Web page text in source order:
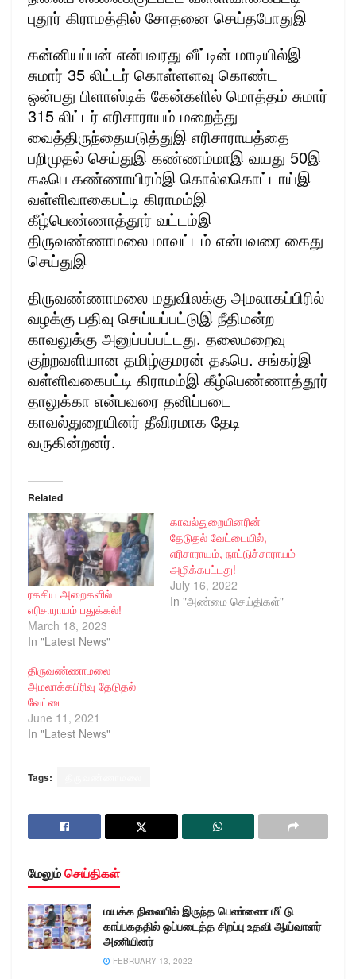
புதூர் கிராமத்தில் சோதனை செய்தபோதுஇ
கன்னியப்பன் என்பவரது வீட்டின் மாடியில்இ
சுமார் 35 லிட்டர் கொள்ளளவு கொண்ட
ஒன்பது பிளாஸ்டிக் கேன்களில் மொத்தம் சுமார்
315 லிட்டர் எரிசாராயம் மறைத்து
வைத்திருந்தையடுத்துஇ எரிசாராயத்தை
பறிமுதல் செய்துஇ கண்ணம்மாஇ வயது 50இ
கஃபெ கண்ணாயிரம்இ கொல்லகொட்டாய்இ
வள்ளிவாகைபட்டி கிராமம்இ
கீழ்பெண்ணாத்தூர் வட்டம்இ
திருவண்ணாமலை மாவட்டம் என்பவரை கைது
செய்துஇ
திருவண்ணாமலை மதுவிலக்கு அமலாகப்பிரில்
வழக்கு பதிவு செய்யப்பட்டுஇ நீதிமன்ற
காவலுக்கு அனுப்பப்பட்டது. தலைமறைவு
குற்றவளியான தமிழ்குமரன் தஃபெ. சங்கர்இ
வள்ளிவகைபட்டி கிராமம்இ கீழ்பெண்ணாத்தூர்
தாலுக்கா என்பவரை தனிப்படை
காவல்துறையினர் தீவிரமாக தேடி
வருகின்றனர்.
Related
ரகசிய அறைகளில்
எரிசாராயம் பதுக்கல்!
March 18, 2023
In "Latest News"
காவல்துறையினரின்
தேடுதல் வேட்டையில்,
எரிசாராயம், நாட்டுச்சாராயம்
அழிக்கபட்டது!
July 16, 2022
In "அண்மை செய்திகள்"
திருவண்ணாமலை
அமலாக்கபிரிவு தேடுதல்
வேட்டை
June 11, 2021
In "Latest News"
Tags:
மேலும்செய்திகள்
மயக்க நிலையில் இருந்த பெண்ணை மீட்டு
காப்பகததில் ஒப்படைத்த சிறப்பு உதவி ஆய்வாளர்
அணியினர்
FEBRUARY 13, 2022